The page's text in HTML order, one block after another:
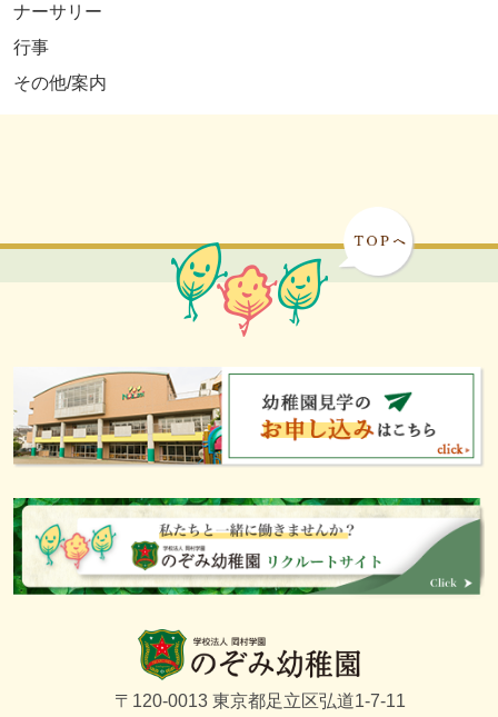
ナーサリー
行事
その他/案内
〒120-0013 東京都足立区弘道1-7-11